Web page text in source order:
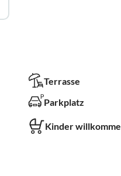
Terrasse
Parkplatz
Kinder